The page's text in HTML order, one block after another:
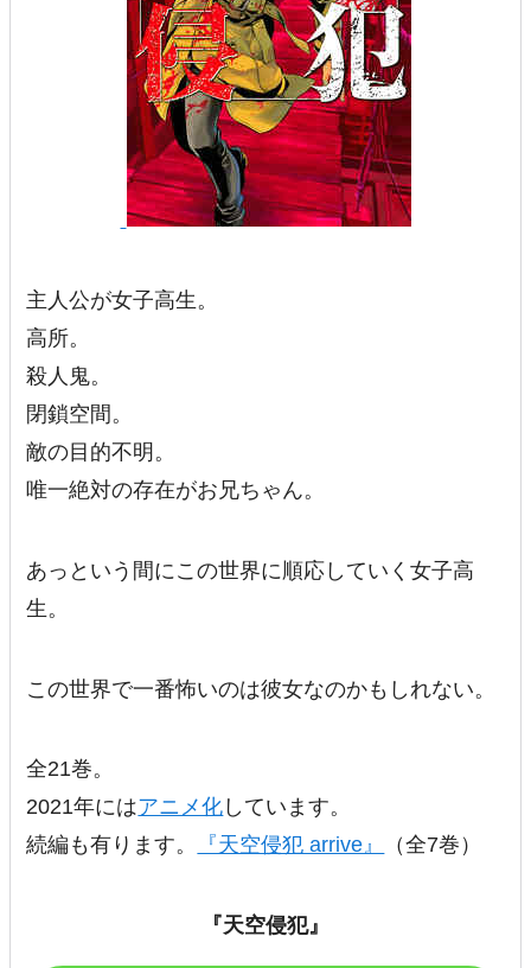
主人公が女子高生。
高所。
殺人鬼。
閉鎖空間。
敵の目的不明。
唯一絶対の存在がお兄ちゃん。
あっという間にこの世界に順応していく女子高
生。
この世界で一番怖いのは彼女なのかもしれない。
全21巻。
2021年にはアニメ化 しています。
続編も有ります。
『天空侵犯 arrive』 （全7巻）
『天空侵犯』